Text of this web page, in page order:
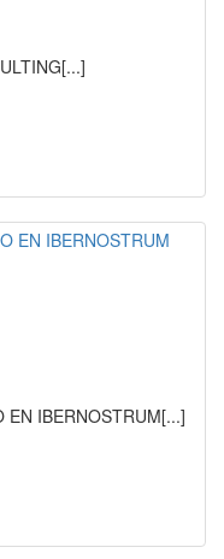
[...]
EN IBERNOSTRUM[...]